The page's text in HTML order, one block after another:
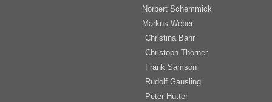
Norbert Schemmick
Markus Weber
Christina Bahr
Christoph Thörner
Frank Samson
Rudolf Gausling
Peter Hütter